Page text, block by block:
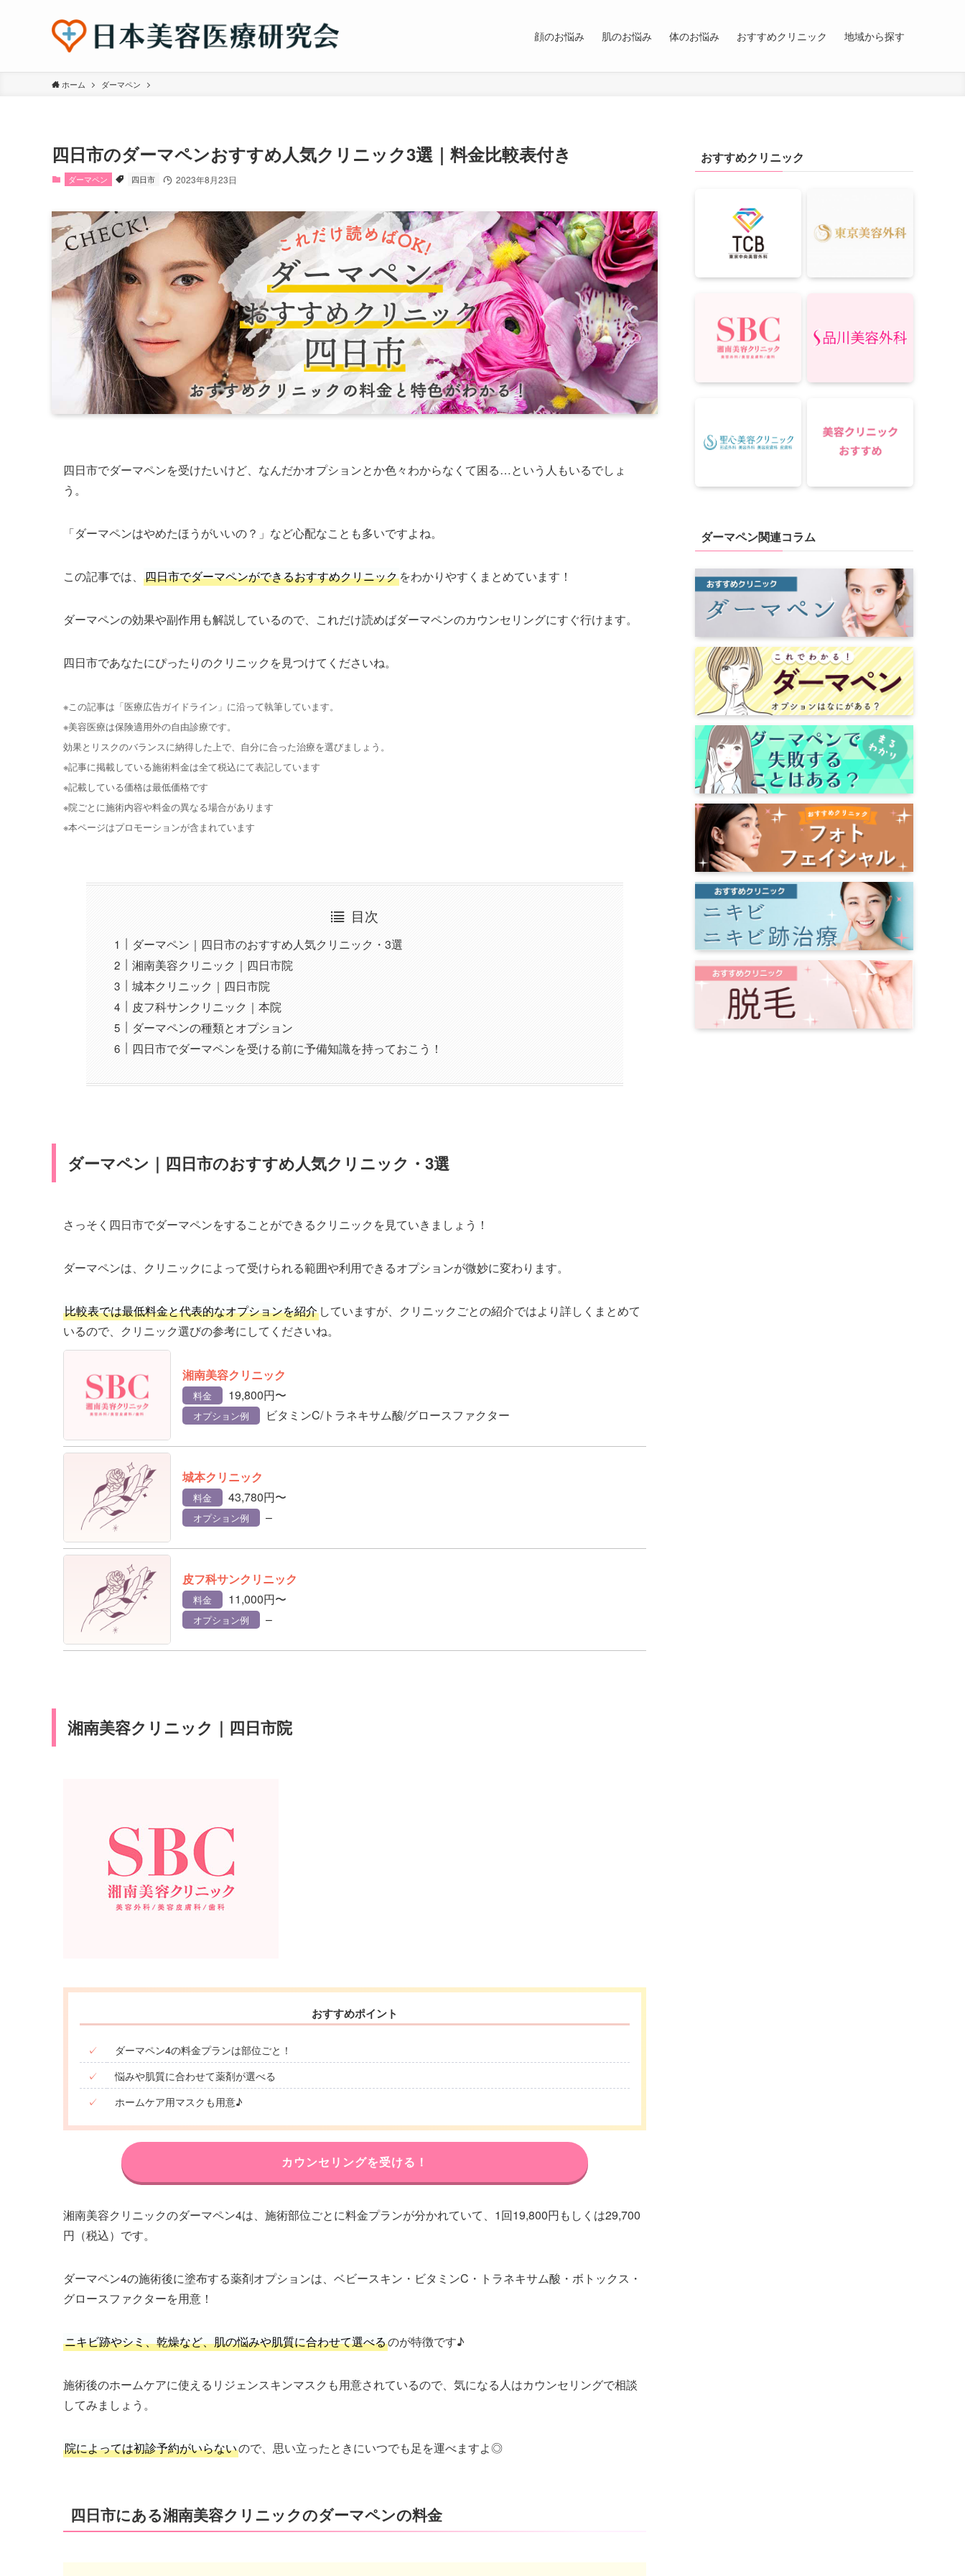
顔のお悩み 肌のお悩み 体のお悩み おすすめクリニック 地域から探す
ホーム ダーマペン
四日市のダーマペンおすすめ人気クリニック3選｜料金比較表付き
ダーマペン 四日市 2023年8月23日
四日市でダーマペンを受けたいけど、なんだかオプションとか色々わからなくて困る…という人もいるでしょ
う。
「ダーマペンはやめたほうがいいの？」など心配なことも多いですよね。
この記事では、 四日市でダーマペンができるおすすめクリニックをわかりやすくまとめています！
ダーマペンの効果や副作用も解説しているので、これだけ読めばダーマペンのカウンセリングにすぐ行けます。
四日市であなたにぴったりのクリニックを見つけてくださいね。
※この記事は「医療広告ガイドライン」に沿って執筆しています。
※美容医療は保険適用外の自由診療です。
効果とリスクのバランスに納得した上で、自分に合った治療を選びましょう。
※記事に掲載している施術料金は全て税込にて表記しています
※記載している価格は最低価格です
※院ごとに施術内容や料金の異なる場合があります
※本ページはプロモーションが含まれています
目次
ダーマペン｜四日市のおすすめ人気クリニック・3選
湘南美容クリニック｜四日市院
城本クリニック｜四日市院
皮フ科サンクリニック｜本院
ダーマペンの種類とオプション
四日市でダーマペンを受ける前に予備知識を持っておこう！
ダーマペン｜四日市のおすすめ人気クリニック・3選
さっそく四日市でダーマペンをすることができるクリニックを見ていきましょう！
ダーマペンは、クリニックによって受けられる範囲や利用できるオプションが微妙に変わります。
比較表では最低料金と代表的なオプションを紹介 していますが、クリニックごとの紹介ではより詳しくまとめて
いるので、クリニック選びの参考にしてくださいね。
湘南美容クリニック
料金 19,800円〜
オプション例 ビタミンC/トラネキサム酸/グロースファクター
城本クリニック
料金 43,780円〜
オプション例 –
皮フ科サンクリニック
料金 11,000円〜
オプション例 –
湘南美容クリニック｜四日市院
おすすめポイント
✓
ダーマペン4の料金プランは部位ごと！
✓
悩みや肌質に合わせて薬剤が選べる
✓
ホームケア用マスクも用意♪
カウンセリングを受ける！
湘南美容クリニックのダーマペン4は、施術部位ごとに料金プランが分かれていて、1回19,800円もしくは29,700
円（税込）です。
ダーマペン4の施術後に塗布する薬剤オプションは、ベビースキン・ビタミンC・トラネキサム酸・ボトックス・
グロースファクターを用意！
ニキビ跡やシミ、乾燥など、肌の悩みや肌質に合わせて選べるのが特徴です♪
施術後のホームケアに使えるリジェンスキンマスクも用意されているので、気になる人はカウンセリングで相談
してみましょう。
院によっては初診予約がいらないので、思い立ったときにいつでも足を運べますよ◎
四日市にある湘南美容クリニックのダーマペンの料金
おすすめクリニック
ダーマペン関連コラム